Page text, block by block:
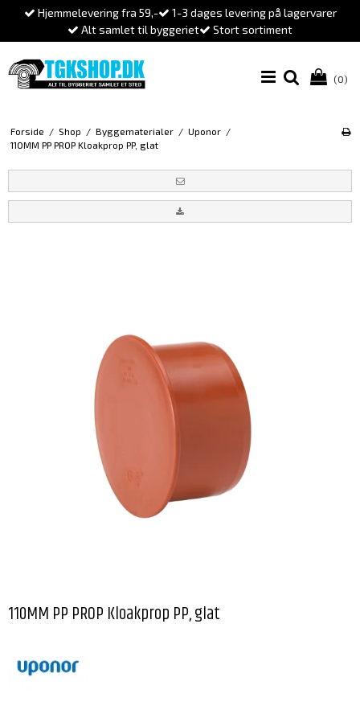
Hjemmelevering fra 59,-
1-3 dages levering på lagervarer
Alt samlet til byggeriet
Stort sortiment
(0)
Forside / Shop / Byggematerialer / Uponor /
110MM PP PROP Kloakprop PP, glat
110MM PP PROP Kloakprop PP, glat